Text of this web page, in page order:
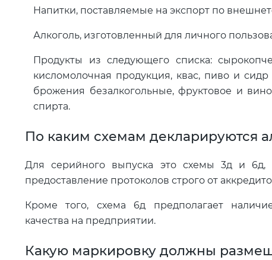
Напитки, поставляемые на экспорт по
Алкоголь, изготовленный для личного
Продукты из следующего списка:
кисломолочная продукция, квас, пиво и
брожения безалкогольные, фруктовое и
спирта.
По каким схемам декларируются
Для серийного выпуска это схемы 3д и 6д,
предоставление протоколов строго от
Кроме того, схема 6д предполагает
качества на предприятии.
Какую маркировку должны